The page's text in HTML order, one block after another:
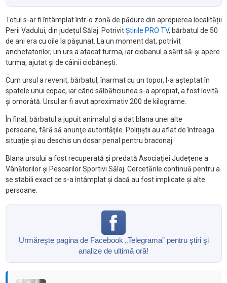
Totul s-ar fi întâmplat într-o zonă de pădure din apropierea localității
Perii Vadului, din județul Sălaj. PotrivitȘtirile PRO TV, bărbatul de 50
de ani era cu oile la pășunat. La un moment dat, potrivit
anchetatorilor, un urs a atacat turma, iar ciobanul a sărit să-şi apere
turma, ajutat şi de câinii ciobăneşti.
Cum ursul a revenit, bărbatul, înarmat cu un topor, l-a aşteptat în
spatele unui copac, iar când sălbăticiunea s-a apropiat, a fost lovită
şi omorâtă. Ursul ar fi avut aproximativ 200 de kilograme.
În final, bărbatul a jupuit animalul și a dat blana unei alte
persoane, fără să anunţe autorităţile. Polițiștii au aflat de întreaga
situaţie şi au deschis un dosar penal pentru braconaj.
Blana ursului a fost recuperată și predată Asociației Județene a
Vânătorilor și Pescarilor Sportivi Sălaj. Cercetările continuă pentru a
se stabili exact ce s-a întâmplat și dacă au fost implicate și alte
persoane.
Urmăreşte pagina de Facebook „Telegrama” pentru ştiri şi
analize de ultimă oră!